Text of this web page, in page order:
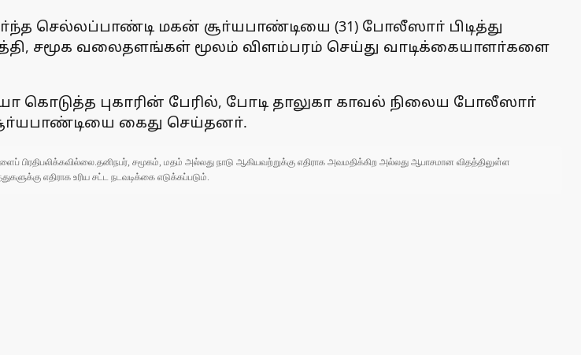
செல்லப்பாண்டி மகன் சூா்யபாண்டியை (31) போலீஸாா் பிடித்து
சமூக வலைதளங்கள் மூலம் விளம்பரம் செய்து வாடிக்கையாளா்களை
கொடுத்த புகாரின் பேரில், போடி தாலுகா காவல் நிலைய போலீஸாா்
கைது செய்தனா்.
பிரதிபலிக்கவில்லை.தனிநபர், சமூகம், மதம் அல்லது நாடு ஆகியவற்றுக்கு எதிராக அவமதிக்கிற அல்லது ஆபாசமான விதத்திலுள்ள
எதிராக உரிய சட்ட நடவடிக்கை எடுக்கப்படும்.